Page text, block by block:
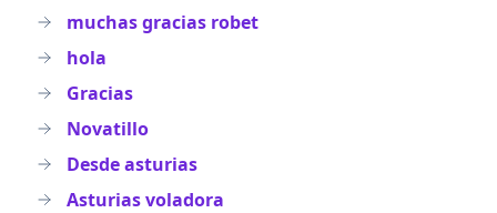
muchas gracias robet
hola
Gracias
Novatillo
Desde asturias
Asturias voladora